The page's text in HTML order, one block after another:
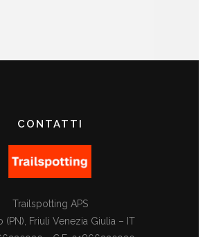
CONTATTI
Trailspotting APS
(PN), Friuli Venezia Giulia – IT